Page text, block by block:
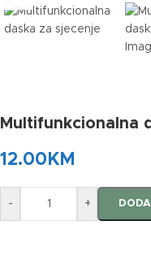
Multifunkcionalna
12.00 KM
- +